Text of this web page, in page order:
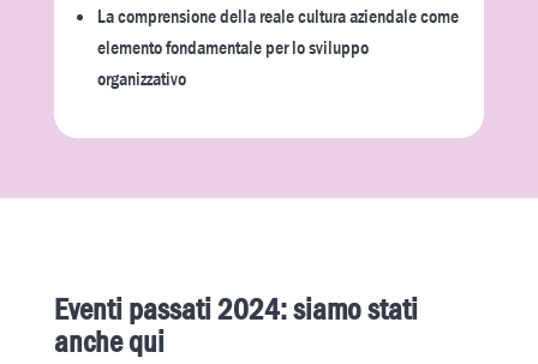
La comprensione della reale cultura aziendale come
elemento fondamentale per lo sviluppo
organizzativo
Eventi passati 2024: siamo stati
anche qui